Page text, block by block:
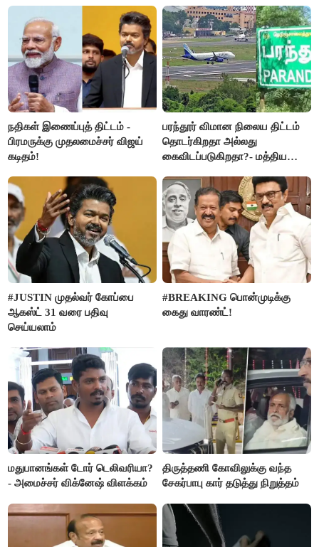
நதிகள் இணைப்புத் திட்டம் -
பிரமருக்கு முதலமைச்சர் விஜய்
கடிதம்!
பரந்தூர் விமான நிலைய திட்டம்
தொடர்கிறதா அல்லது
கைவிடப்படுகிறதா?- மத்திய
#JUSTIN முதல்வர் கோப்பை
ஆகஸ்ட் 31 வரை பதிவு
செய்யலாம்
#BREAKING பொன்முடிக்கு
கைது வாரண்ட்!
மதுபானங்கள் டோர் டெலிவரியா?
- அமைச்சர் விக்னேஷ் விளக்கம்
திருத்தணி கோவிலுக்கு வந்த
சேகர்பாபு கார் தடுத்து நிறுத்தம்